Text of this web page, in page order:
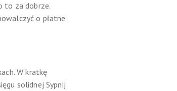
to za dobrze.
o płatne
W kratkę
solidnej Sypnij